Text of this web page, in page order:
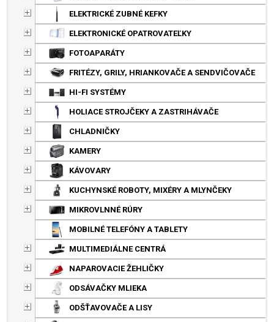
ELEKTRICKÉ ZUBNÉ KEFKY
ELEKTRONICKÉ OPATROVATEĽKY
FOTOAPARÁTY
FRITÉZY, GRILY, HRIANKOVAČE A SENDVIČOVAČE
HI-FI SYSTÉMY
HOLIACE STROJČEKY A ZASTRIHÁVAČE
CHLADNIČKY
KAMERY
KÁVOVARY
KUCHYNSKÉ ROBOTY, MIXÉRY A MLYNČEKY
MIKROVLNNÉ RÚRY
MOBILNÉ TELEFÓNY A TABLETY
MULTIMEDIÁLNE CENTRÁ
NAPAROVACIE ŽEHLIČKY
ODSÁVAČKY MLIEKA
ODŠŤAVOVAČE A LISY